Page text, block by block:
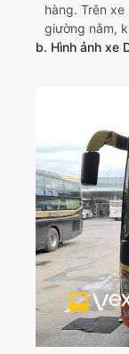
hàng. Trên
giường nằm,
b. Hình ảnh xe